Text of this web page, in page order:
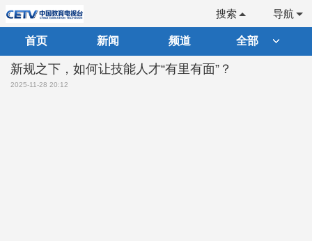
导航
搜索
首页 新闻 频道 全部
新规之下，如何让技能人才“有里有面”？
2025-11-28 20:12